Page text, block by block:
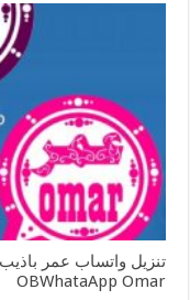
OBWhataApp Omar